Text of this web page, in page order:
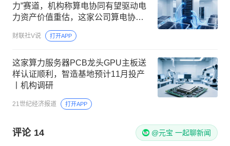
力”赛道，机构称算电协同有望驱动电
力资产价值重估，这家公司算电协同
一期项目已交付
财联社V说 打开APP
这家算力服务器PCB龙头GPU主板送
样认证顺利，智造基地预计11月投产
丨机构调研
21世纪经济报道 打开APP
评论 14 @元宝 一起聊新闻